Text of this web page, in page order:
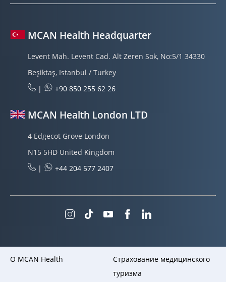
MCAN Health Headquarter
Levent Mah. Levent Cad. Alt Zeren Sok, No:5/1 34330
Beşiktaş, Istanbul / Turkey
|
+90 850 255 62 26
MCAN Health London LTD
4 Edgecot Grove London
N15 5HD United Kingdom
|
+44 204 577 2407
O MCAN Health
Страхование медицинского
туризма